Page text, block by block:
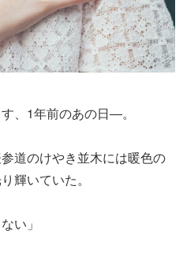
、1年前のあの日―。
道のけやき並木には暖色の
輝いていた。
い」